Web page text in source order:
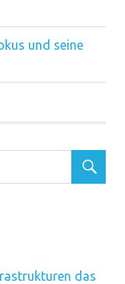
und seine
das